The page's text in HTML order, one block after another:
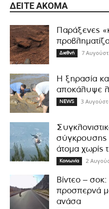
ΔΕΊΤΕ ΑΚΌΜΑ
Παράξενες
Διεθνή 7
Η ξηρασία
αποκάλυψε
NEWS 3
σύγκρουσης
άτομα χωρίς
Κοινωνία 2
Βίντεο –
προσπερνά
ανάσα